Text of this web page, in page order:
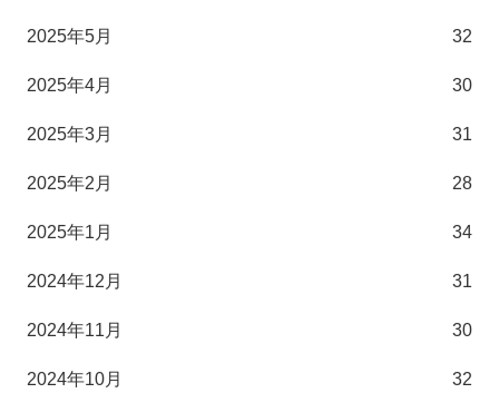
2025年5月 32
2025年4月 30
2025年3月 31
2025年2月 28
2025年1月 34
2024年12月 31
2024年11月 30
2024年10月 32